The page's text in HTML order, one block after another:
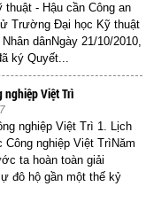
- Hậu cần Công an
Trường Đại học Kỹ thuật
dânNgày 21/10/2010,
ký Quyết...
nghiệp Việt Trì
nghiệp Việt Trì 1. Lịch
nghiệp Việt TrìNăm
ta hoàn toàn giải
đô hộ gần một thế kỷ